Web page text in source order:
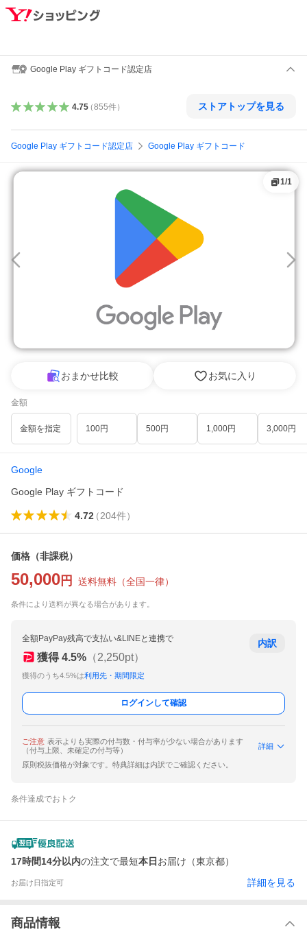
Google Play ギフトコード認定店
4.75（855件） ストアトップを見る
Google Play ギフトコード認定店 Google Play ギフトコード
1/1
おまかせ比較 お気に入り
金額
金額を指定 100円 500円 1,000円 3,000円
Google
Google Play ギフトコード
4.72（204件）
価格 （非課税）
50,000 円 送料無料 （全国一律）
条件により送料が異なる場合があります。
全額PayPay残高で支払い&LINEと連携で
獲得 4.5% （2,250pt）
獲得のうち4.5%は利用先・期間限定
内訳
ログインして確認
ご注意 表示よりも実際の付与数・付与率が少ない場合があります
（付与上限、未確定の付与等）
詳細
原則税抜価格が対象です。特典詳細は内訳でご確認ください。
条件達成でおトク
17時間14分以内の注文で最短本日 お届け（東京都）
お届け日指定可 詳細を見る
商品情報